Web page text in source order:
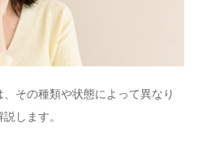
その種類や状態によって異なり
します。